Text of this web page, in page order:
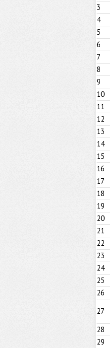
3
4
5
6
7
8
9
10
11
12
13
14
15
16
17
18
19
20
21
22
23
24
25
26
27
28
29